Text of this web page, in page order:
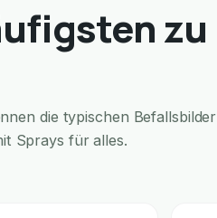
zu
die typischen Befallsbilder
Sprays für alles.